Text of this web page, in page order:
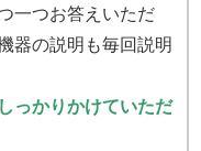
一つお答えいただ
器の説明も毎回説明
っかりかけていただ